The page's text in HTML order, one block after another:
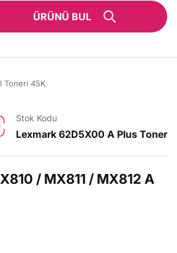
ÜRÜNÜ BUL
Toneri 45K
Stok Kodu
Lexmark 62D5X00 A Plus Toner
/ MX811 / MX812 A